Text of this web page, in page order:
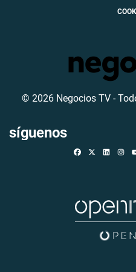
© 2026 Negocios TV -
síguenos
FacebookLinkedin